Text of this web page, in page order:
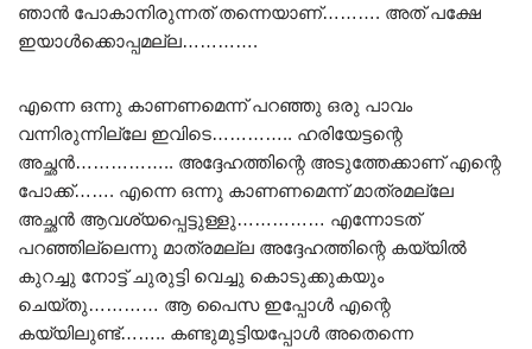
ഞാൻ പോകാനിരുന്നത് തന്നെയാണ്………. അത് പക്ഷേ
ഇയാൾക്കൊപ്പമല്ല………….
എന്നെ ഒന്നു കാണണമെന്ന് പറഞ്ഞു ഒരു പാവം
വന്നിരുന്നില്ലേ ഇവിടെ………….. ഹരിയേട്ടന്റെ
അച്ഛൻ…………….. അദ്ദേഹത്തിന്റെ അടുത്തേക്കാണ് എന്റെ
പോക്ക്……. എന്നെ ഒന്നു കാണണമെന്ന് മാത്രമല്ലേ
അച്ഛൻ ആവശ്യപ്പെട്ടുള്ളു…………… എന്നോടത്
പറഞ്ഞില്ലെന്നു മാത്രമല്ല അദ്ദേഹത്തിന്റെ കയ്യിൽ
കുറച്ചു നോട്ട് ചുരുട്ടി വെച്ചു കൊടുക്കുകയും
ചെയ്തു………… ആ പൈസ ഇപ്പോൾ എന്റെ
കയ്യിലുണ്ട്…….. കണ്ടുമുട്ടിയപ്പോൾ അതെന്നെ